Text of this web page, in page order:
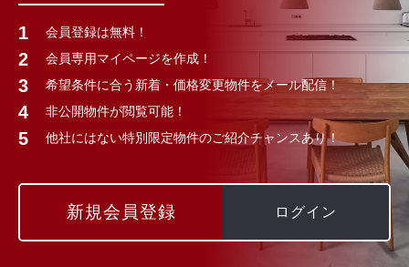
会員登録は無料！
会員専用マイページを作成！
希望条件に合う新着・価格変更物件をメール配信！
非公開物件が閲覧可能！
他社にはない特別限定物件のご紹介チャンスあり！
新規会員登録 ログイン